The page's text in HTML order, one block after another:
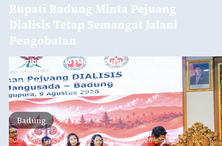
Bupati Badung Minta Pejuang
Dialisis Tetap Semangat Jalani
Pengobatan
balitribune.co.id | Mangupura- Bupati Badung
I Wayan Adi Arnawa meminta pasien yang
menjalani terapi dialisis untuk tetap semangat
dan tidak berputus asa. Pesan itu
disampaikannya saat menghadiri Sarasehan
Pejuang Dialisis yang digelar RSD Mangusada di
Ruang Kertha Gosana, Puspem Badung, Minggu
(9/8/2026).
Badung
Submitted bycontributoronSun, 08/09/2026 - 18:44